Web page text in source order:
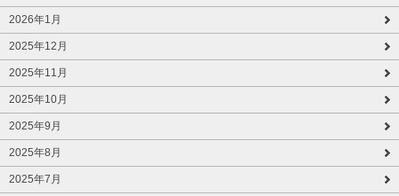
2026年1月
2025年12月
2025年11月
2025年10月
2025年9月
2025年8月
2025年7月